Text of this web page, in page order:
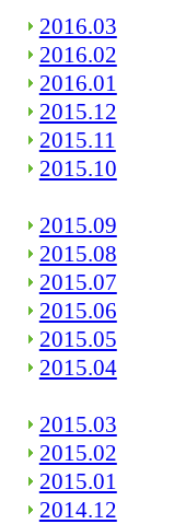
2016.03
2016.02
2016.01
2015.12
2015.11
2015.10
2015.09
2015.08
2015.07
2015.06
2015.05
2015.04
2015.03
2015.02
2015.01
2014.12